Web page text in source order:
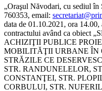
„Oraşul Năvodari, cu sediul
760353, email:
data de 01.10.2021, ora
contractului având ca obiect
ACHIZIŢII PUBLICE
MOBILITĂŢII URBANE ÎN
STRĂZILE CE
STR. RANDUNELELOR,
CONSTANŢEI, STR.
CORBULUI, STR.